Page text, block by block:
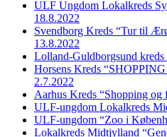
ULF Ungdom Lokalkreds
18.8.2022
Svendborg Kreds “Tur til
13.8.2022
Lolland-Guldborgsund
Horsens Kreds
2.7.2022
Aarhus Kreds “Shopping og
ULF-ungdom Lokalkreds
ULF-ungdom “Zoo i
Lokalkreds Midtjylland